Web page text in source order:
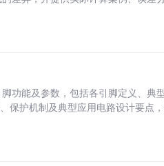
功能及参数，包括各引脚定义、
保护机制及典型应用电路设计要点